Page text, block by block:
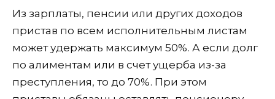
Из зарплаты, пенсии или других доходов
пристав по всем исполнительным листам
может удержать максимум 50%. А если долг
по алиментам или в счет ущерба из-за
преступления, то до 70%. При этом